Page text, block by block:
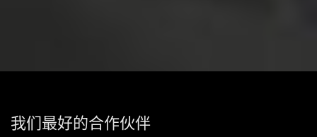
我们最好的合作伙伴